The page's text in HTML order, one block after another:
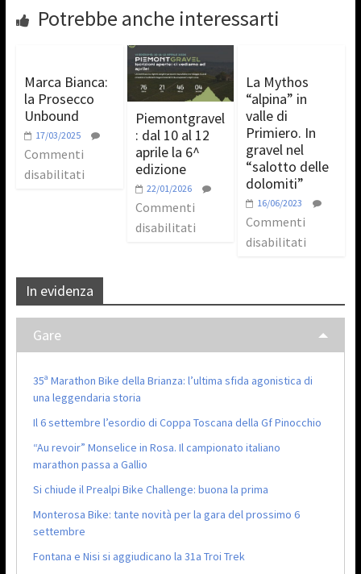
Potrebbe anche interessarti
Marca Bianca:
la Prosecco
Unbound
17/03/2025
Commenti
disabilitati
Piemontgravel
: dal 10 al 12
aprile la 6^
edizione
22/01/2026
Commenti
disabilitati
La Mythos
“alpina” in
valle di
Primiero. In
gravel nel
“salotto delle
dolomiti”
16/06/2023
Commenti
disabilitati
In evidenza
Gare
35ª Marathon Bike della Brianza: l’ultima sfida agonistica di
una leggendaria storia
Il 6 settembre l’esordio di Coppa Toscana della Gf Pinocchio
“Au revoir” Monselice in Rosa. Il campionato italiano
marathon passa a Gallio
Si chiude il Prealpi Bike Challenge: buona la prima
Monterosa Bike: tante novità per la gara del prossimo 6
settembre
Fontana e Nisi si aggiudicano la 31a Troi Trek